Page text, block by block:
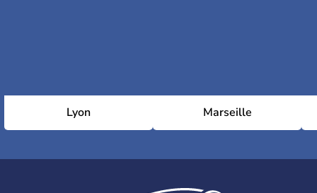
Lyon Marseille